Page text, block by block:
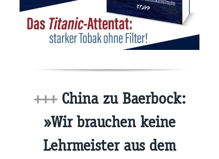
+++China zu Baerbock:
»Wir brauchen keine
Lehrmeister aus dem